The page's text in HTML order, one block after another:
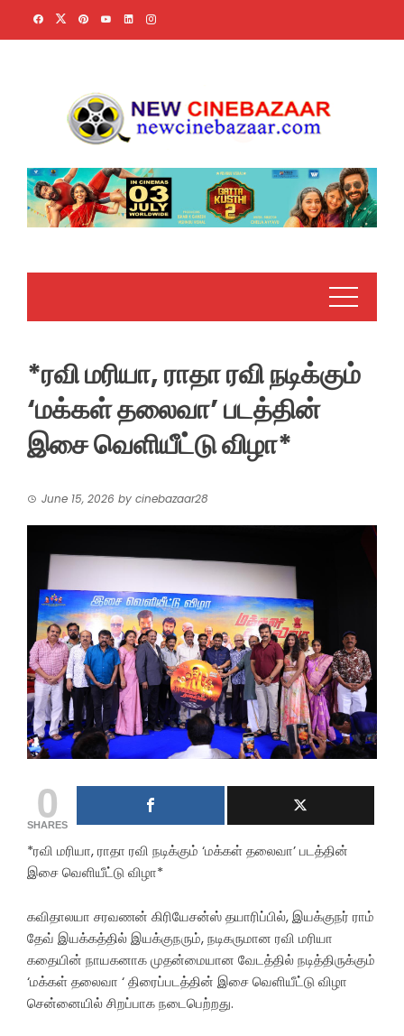
*ரவி மரியா, ராதா ரவி நடிக்கும்
‘மக்கள் தலைவா’ படத்தின்
இசை வெளியீட்டு விழா*
June 15, 2026 by cinebazaar28
0
SHARES
*ரவி மரியா, ராதா ரவி நடிக்கும் ‘மக்கள் தலைவா’ படத்தின்
இசை வெளியீட்டு விழா*
கவிதாலயா சரவணன் கிரியேசன்ஸ் தயாரிப்பில், இயக்குநர் ராம்
தேவ் இயக்கத்தில் இயக்குநரும், நடிகருமான ரவி மரியா
கதையின் நாயகனாக முதன்மையான வேடத்தில் நடித்திருக்கும்
‘மக்கள் தலைவா ‘ திரைப்படத்தின் இசை வெளியீட்டு விழா
சென்னையில் சிறப்பாக நடைபெற்றது.